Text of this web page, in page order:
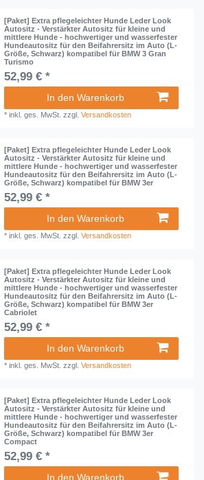
[Paket] Extra pflegeleichter Hunde Leder Look
Autositz - Verstärkter Autositz für kleine und
mittlere Hunde - hochwertiger und wasserfester
Hundeautositz für den Beifahrersitz im Auto (L-
Größe, Schwarz) kompatibel für BMW 3 Gran
Turismo
52,99 € *
In den Warenkorb
*inkl. ges. MwSt. zzgl.Versandkosten
[Paket] Extra pflegeleichter Hunde Leder Look
Autositz - Verstärkter Autositz für kleine und
mittlere Hunde - hochwertiger und wasserfester
Hundeautositz für den Beifahrersitz im Auto (L-
Größe, Schwarz) kompatibel für BMW 3er
52,99 € *
In den Warenkorb
*inkl. ges. MwSt. zzgl.Versandkosten
[Paket] Extra pflegeleichter Hunde Leder Look
Autositz - Verstärkter Autositz für kleine und
mittlere Hunde - hochwertiger und wasserfester
Hundeautositz für den Beifahrersitz im Auto (L-
Größe, Schwarz) kompatibel für BMW 3er
Cabriolet
52,99 € *
In den Warenkorb
*inkl. ges. MwSt. zzgl.Versandkosten
[Paket] Extra pflegeleichter Hunde Leder Look
Autositz - Verstärkter Autositz für kleine und
mittlere Hunde - hochwertiger und wasserfester
Hundeautositz für den Beifahrersitz im Auto (L-
Größe, Schwarz) kompatibel für BMW 3er
Compact
52,99 € *
In den Warenkorb